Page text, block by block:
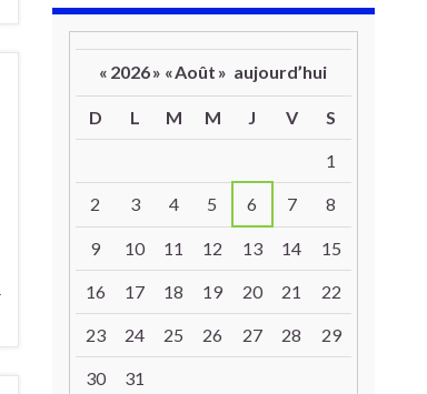
« 2026» «Août » aujourd’hui
D L M M J V S
1
2 3 4 5 6 7 8
9 10 11 12 13 14 15
16 17 18 19 20 21 22
23 24 25 26 27 28 29
30 31